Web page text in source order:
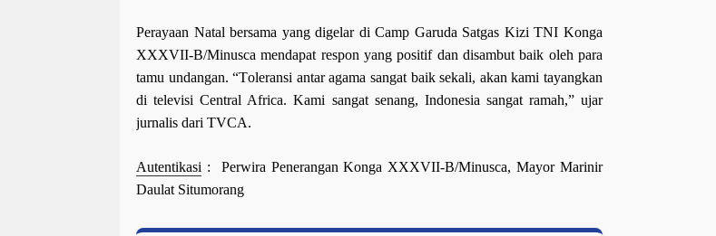
Perayaan Natal bersama yang digelar di Camp Garuda Satgas Kizi TNI Konga
XXXVII-B/Minuscamendapat respon yang positif dan disambut baik oleh para
tamu undangan.“Toleransi antar agama sangat baik sekali, akan kami tayangkan
di televisi Central Africa. Kami sangat senang, Indonesia sangat ramah,” ujar
jurnalis dari TVCA.
Autentikasi : Perwira Penerangan Konga XXXVII-B/Minusca,Mayor Marinir
Daulat Situmorang